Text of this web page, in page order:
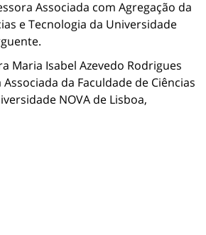
Associada com Agregação da
e Tecnologia da Universidade
Isabel Azevedo Rodrigues
da Faculdade de Ciências
NOVA de Lisboa,